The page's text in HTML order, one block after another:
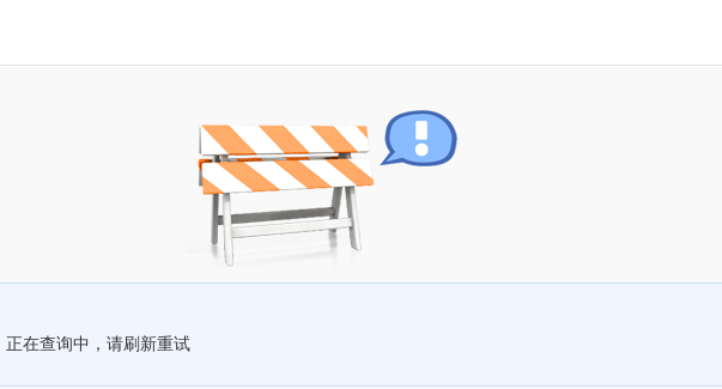
正在查询中，请刷新重试